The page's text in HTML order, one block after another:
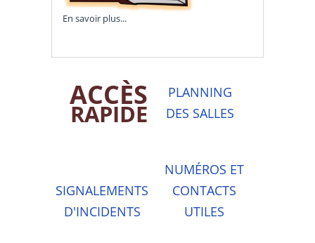
En savoir plus...
ACCÈS
RAPIDE
PLANNING
DES SALLES
SIGNALEMENTS
D'INCIDENTS
NUMÉROS ET
CONTACTS
UTILES